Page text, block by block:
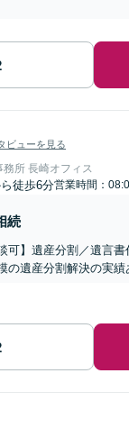
ビューを見る
所 長崎オフィス
徒歩6分営業時間：
続
可】遺産分割／遺言
の遺産分割解決の実